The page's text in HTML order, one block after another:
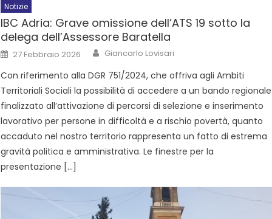
Notizie
IBC Adria: Grave omissione dell’ATS 19 sotto la
delega dell’Assessore Baratella
27 Febbraio 2026 Giancarlo Lovisari
Con riferimento alla DGR 751/2024, che offriva agli Ambiti
Territoriali Sociali la possibilità di accedere a un bando regionale
finalizzato all’attivazione di percorsi di selezione e inserimento
lavorativo per persone in difficoltà e a rischio povertà, quanto
accaduto nel nostro territorio rappresenta un fatto di estrema
gravità politica e amministrativa. Le finestre per la
presentazione […]